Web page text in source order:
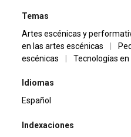
Temas
Artes escénicas y
en las artes escénicas
escénicas
Tecnologías
Idiomas
Español
Indexaciones